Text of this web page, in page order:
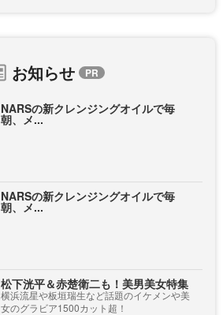
お知らせ
NARSの新クレンジングオイルで毎
朝、メ...
NARSの新クレンジングオイルで毎
朝、メ...
松下洸平＆赤楚衛二も！美男美女特集
横浜流星や板垣瑞生など話題のイケメンや美
女のグラビア1500カット超！